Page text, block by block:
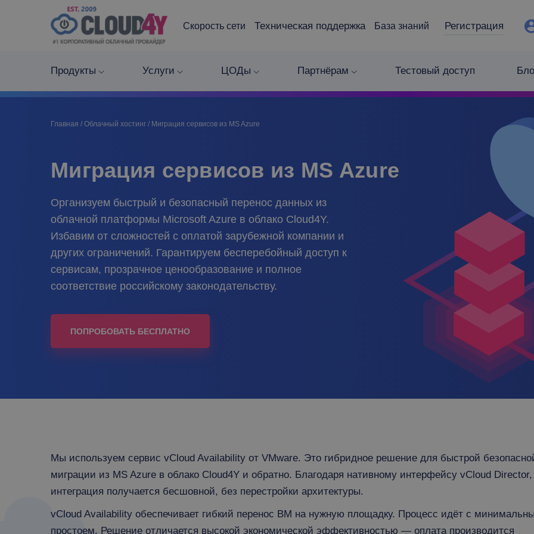
Скорость сети Техническая поддержка База знаний Регистрация
Продукты Услуги ЦОДы Партнёрам Тестовый доступ
Главная / Облачный хостинг / Миграция сервисов из MS Azure
Миграция сервисов из MS Azure
Организуем быстрый и безопасный перенос данных из
облачной платформы Microsoft Azure в облако Cloud4Y.
Избавим от сложностей с оплатой зарубежной компании и
других ограничений. Гарантируем бесперебойный доступ к
сервисам, прозрачное ценообразование и полное
соответствие российскому законодательству.
ПОПРОБОВАТЬ БЕСПЛАТНО
Мы используем сервис vCloud Availability от VMware. Это гибридное решение для быстрой
миграции из MS Azure в облако Cloud4Y и обратно. Благодаря нативному интерфейсу vCloud Director,
интеграция получается бесшовной, без перестройки архитектуры.
vCloud Availability обеспечивает гибкий перенос ВМ на нужную площадку. Процесс идёт с
простоем. Решение отличается высокой экономической эффективностью — оплата производится